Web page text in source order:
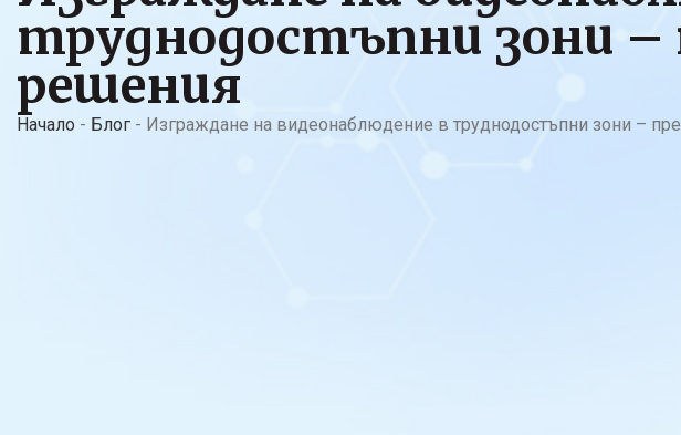
труднодостъпни зони –
решения
Начало - Блог - Изграждане на видеонаблюдение в труднодостъпни зони –